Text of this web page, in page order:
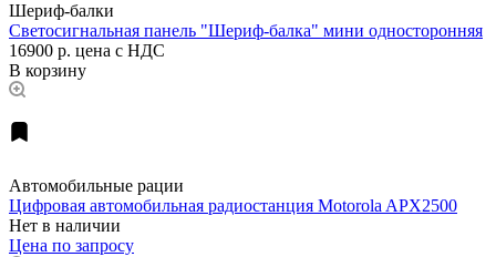
Шериф-балки
Светосигнальная панель "Шериф-балка" мини односторонняя
16900 р. цена с НДС
В корзину
Автомобильные рации
Цифровая автомобильная радиостанция Motorola APX2500
Нет в наличии
Цена по запросу